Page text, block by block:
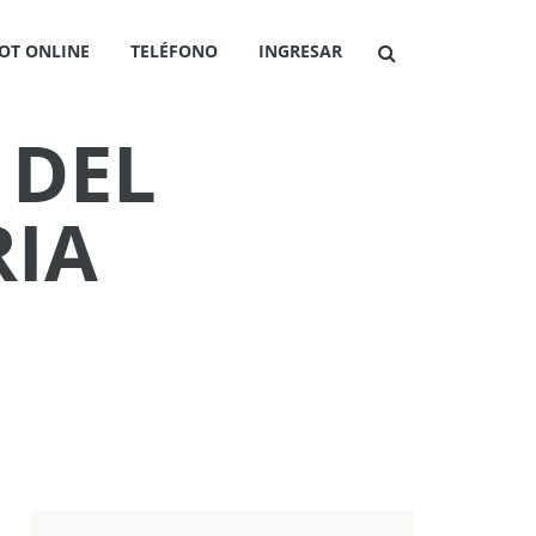
ONLINE TELÉFONO INGRESAR